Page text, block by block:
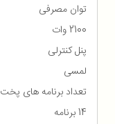
توان مصرفی
2100 وات
پنل کنترلی
لمسی
تعداد برنامه های پخت
14 برنامه